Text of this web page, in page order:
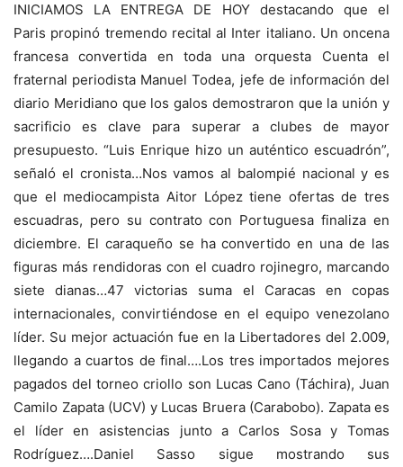
INICIAMOS LA ENTREGA DE HOY destacando que el
Paris propinó tremendo recital al Inter italiano. Un oncena
francesa convertida en toda una orquesta Cuenta el
fraternal periodista Manuel Todea, jefe de información del
diario Meridiano que los galos demostraron que la unión y
sacrificio es clave para superar a clubes de mayor
presupuesto. “Luis Enrique hizo un auténtico escuadrón”,
señaló el cronista…Nos vamos al balompié nacional y es
que el mediocampista Aitor López tiene ofertas de tres
escuadras, pero su contrato con Portuguesa finaliza en
diciembre. El caraqueño se ha convertido en una de las
figuras más rendidoras con el cuadro rojinegro, marcando
siete dianas…47 victorias suma el Caracas en copas
internacionales, convirtiéndose en el equipo venezolano
líder. Su mejor actuación fue en la Libertadores del 2.009,
llegando a cuartos de final….Los tres importados mejores
pagados del torneo criollo son Lucas Cano (Táchira), Juan
Camilo Zapata (UCV) y Lucas Bruera (Carabobo). Zapata es
el líder en asistencias junto a Carlos Sosa y Tomas
Rodríguez….Daniel Sasso sigue mostrando sus